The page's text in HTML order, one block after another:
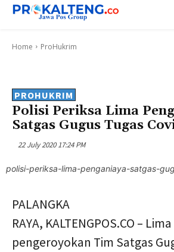
Home ProHukrim
PROHUKRIM
Polisi Periksa Lima
Satgas Gugus Tugas
22 July 2020 17:24 PM
polisi-periksa-lima-penganiaya-satgas-
PALANGKA
RAYA, KALTENGPOS.CO –
pengeroyokan Tim Satgas